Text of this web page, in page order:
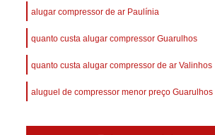
Compressor de Ar Parafuso
Compressor de Ar Schulz Parafuso
Compressor do Ar
Compressor de Ar Parafuso Schulz
Compressor de Parafuso Atlas Copco
alugar compressor de ar Paulínia
quanto custa alugar compressor Guarulhos
quanto custa alugar compressor de ar Valinhos
aluguel de compressor menor preço Guarulhos